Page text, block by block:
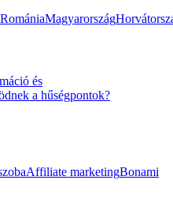
RomániaMagyarország
és
a hűségpontok?
Affiliate marketingBonami